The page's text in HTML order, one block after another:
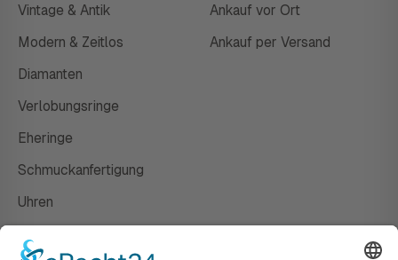
Vintage & Antik
Modern & Zeitlos
Diamanten
Verlobungsringe
Eheringe
Schmuckanfertigung
Uhren
Ankauf vor Ort
Ankauf per Versand